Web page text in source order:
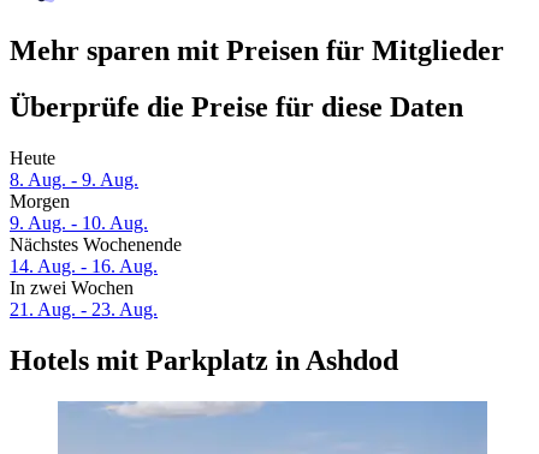
Mehr sparen mit Preisen für Mitglieder
Überprüfe die Preise für diese Daten
Heute
8. Aug. - 9. Aug.
Morgen
9. Aug. - 10. Aug.
Nächstes Wochenende
14. Aug. - 16. Aug.
In zwei Wochen
21. Aug. - 23. Aug.
Hotels mit Parkplatz in Ashdod